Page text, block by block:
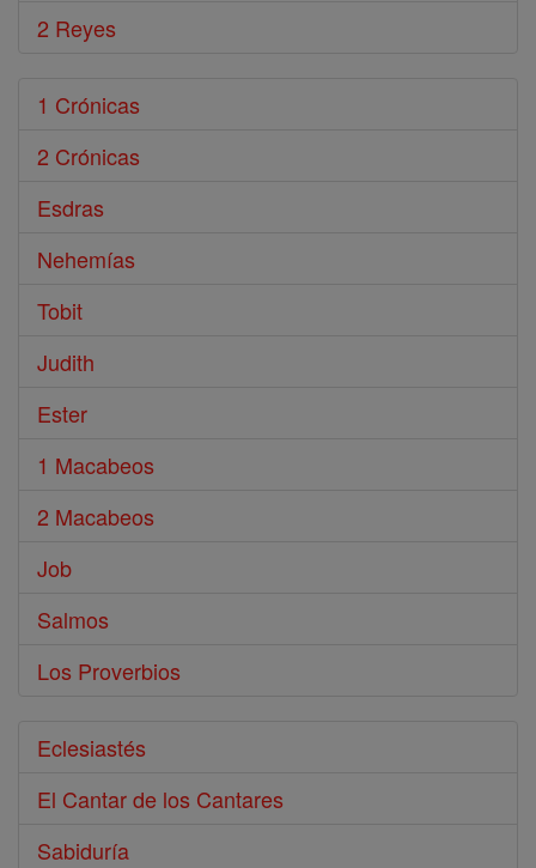
2 Reyes
1 Crónicas
2 Crónicas
Esdras
Nehemías
Tobit
Judith
Ester
1 Macabeos
2 Macabeos
Job
Salmos
Los Proverbios
Eclesiastés
El Cantar de los Cantares
Sabiduría